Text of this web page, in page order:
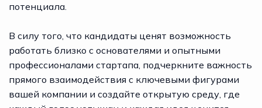
потенциала.
В силу того, что кандидаты ценят возможность
работать близко с основателями и опытными
профессионалами стартапа, подчеркните важность
прямого взаимодействия с ключевыми фигурами
вашей компании и создайте открытую среду, где